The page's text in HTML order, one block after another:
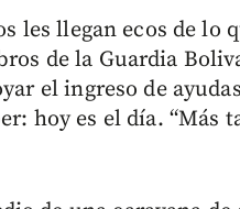
llegan ecos de lo
de la Guardia
el ingreso de
hoy es el día. “Más